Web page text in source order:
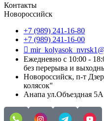
Контакты
Новороссийск
+7 (989) 241-16-80
+7 (989) 241-16-00
Ежедневно с 10:00 -
без перерыва и
Новороссийск, п-т
колясок"
Анапа ул.Объездная 5А